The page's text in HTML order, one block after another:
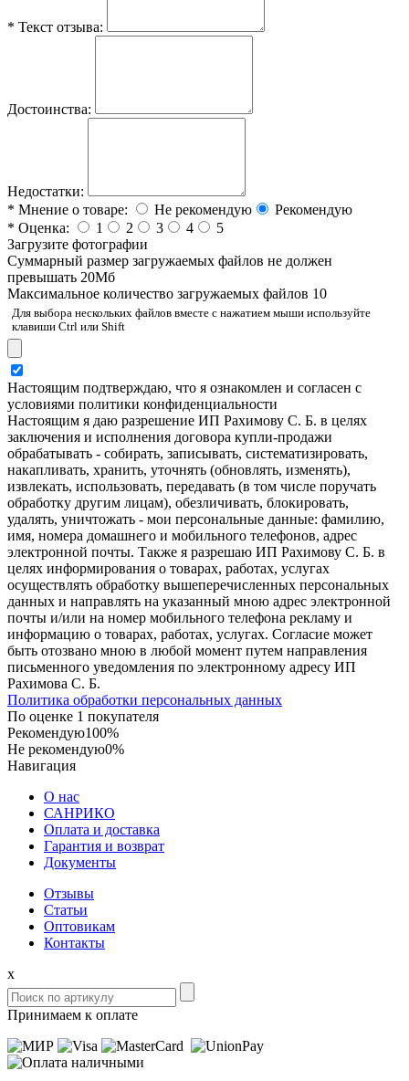
* Текст отзыва:
Достоинства:
Недостатки:
* Мнение о товаре: Не рекомендую
Рекомендую
* Оценка: 1 2 3 4
5
Загрузите фотографии
Cуммарный размер загружаемых файлов не должен
превышать 20Мб
Максимальное количество загружаемых файлов 10
Для выбора нескольких файлов вместе с нажатием мыши используйте
клавиши Ctrl или Shift
Настоящим подтверждаю, что я ознакомлен и согласен с
условиями политики конфиденциальности
Настоящим я даю разрешение ИП Рахимову С. Б. в целях
заключения и исполнения договора купли-продажи
обрабатывать - собирать, записывать, систематизировать,
накапливать, хранить, уточнять (обновлять, изменять),
извлекать, использовать, передавать (в том числе поручать
обработку другим лицам), обезличивать, блокировать,
удалять, уничтожать - мои персональные данные: фамилию,
имя, номера домашнего и мобильного телефонов, адрес
электронной почты. Также я разрешаю ИП Рахимову С. Б. в
целях информирования о товарах, работах, услугах
осуществлять обработку вышеперечисленных персональных
данных и направлять на указанный мною адрес электронной
почты и/или на номер мобильного телефона рекламу и
информацию о товарах, работах, услугах. Согласие может
быть отозвано мною в любой момент путем направления
письменного уведомления по электронному адресу ИП
Рахимова С. Б.
Политика обработки персональных данных
По оценке 1 покупателя
Рекомендую100%
Не рекомендую0%
Навигация
О нас
САНРИКО
Оплата и доставка
Гарантия и возврат
Документы
Отзывы
Статьи
Оптовикам
Контакты
x
Принимаем к оплате